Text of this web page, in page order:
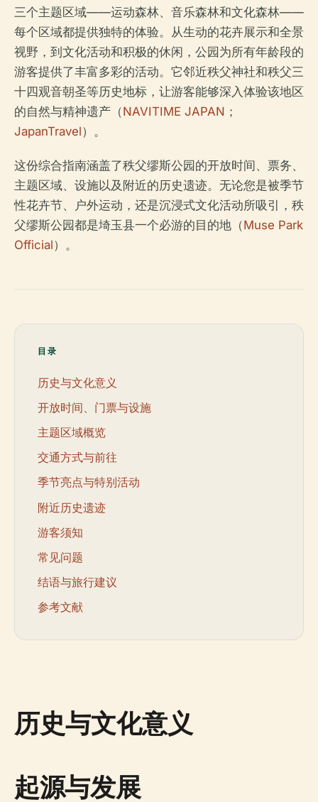
三个主题区域——运动森林、音乐森林和文化森林——
每个区域都提供独特的体验。从生动的花卉展示和全景
视野，到文化活动和积极的休闲，公园为所有年龄段的
游客提供了丰富多彩的活动。它邻近秩父神社和秩父三
十四观音朝圣等历史地标，让游客能够深入体验该地区
的自然与精神遗产（NAVITIME JAPAN ；
JapanTravel）。
这份综合指南涵盖了秩父缪斯公园的开放时间、票务、
主题区域、设施以及附近的历史遗迹。无论您是被季节
性花卉节、户外运动，还是沉浸式文化活动所吸引，秩
父缪斯公园都是埼玉县一个必游的目的地（Muse Park
Official）。
目录
历史与文化意义
开放时间、门票与设施
主题区域概览
交通方式与前往
季节亮点与特别活动
附近历史遗迹
游客须知
常见问题
结语与旅行建议
参考文献
历史与文化意义
起源与发展